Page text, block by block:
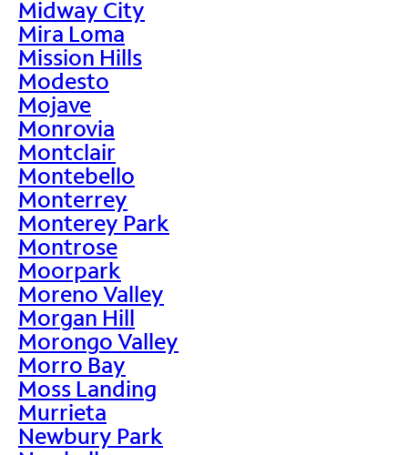
Midway City
Mira Loma
Mission Hills
Modesto
Mojave
Monrovia
Montclair
Montebello
Monterrey
Monterey Park
Montrose
Moorpark
Moreno Valley
Morgan Hill
Morongo Valley
Morro Bay
Moss Landing
Murrieta
Newbury Park